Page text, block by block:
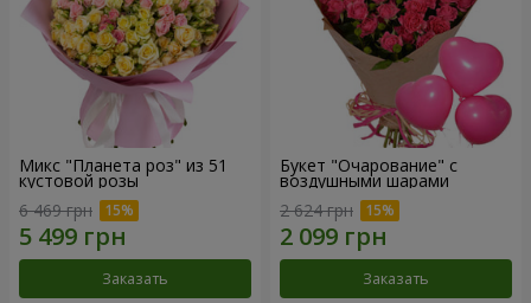
Микс "Планета роз" из 51
кустовой розы
6 469 грн
Заказать
Букет "Очарование" с
воздушными шарами
2 624 грн
Заказать